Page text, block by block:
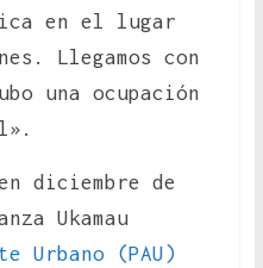
en el lugar
Llegamos con
una ocupación
diciembre de
Ukamau
Urbano (PAU)